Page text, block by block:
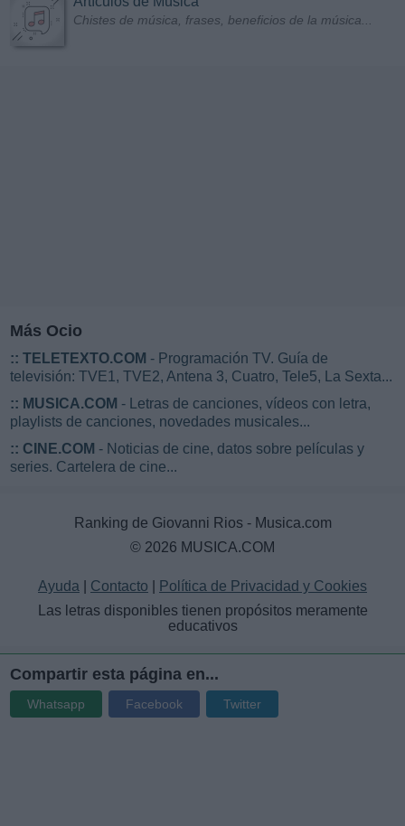
Chistes de música, frases, beneficios de la música...
Más Ocio
:: TELETEXTO.COM - Programación TV. Guía de
televisión: TVE1, TVE2, Antena 3, Cuatro, Tele5, La Sexta...
:: MUSICA.COM - Letras de canciones, vídeos con letra,
playlists de canciones, novedades musicales...
:: CINE.COM - Noticias de cine, datos sobre películas y
series. Cartelera de cine...
Ranking de Giovanni Rios - Musica.com
© 2026 MUSICA.COM
Ayuda Contacto
Política de Privacidad y Cookies
Las letras disponibles tienen propósitos meramente
educativos
Compartir esta página en...
Whatsapp Facebook Twitter